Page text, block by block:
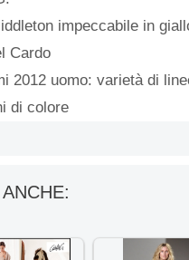
impeccabile in
Cardo
2012 uomo: varietà di
di colore